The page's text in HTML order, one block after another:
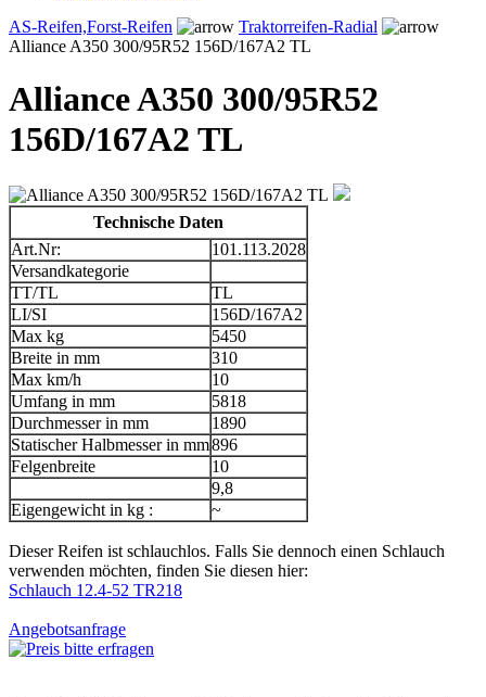
AS-Reifen,Forst-Reifen
Traktorreifen-Radial
Alliance A350 300/95R52 156D/167A2 TL
Alliance A350 300/95R52
156D/167A2 TL
Technische Daten
Art.Nr:
101.113.2028
Versandkategorie
TT/TL
TL
LI/SI
156D/167A2
Max kg
5450
Breite in mm
310
Max km/h
10
Umfang in mm
5818
Durchmesser in mm
1890
Statischer Halbmesser in mm896
Felgenbreite
10
9,8
Eigengewicht in kg :
~
Dieser Reifen ist schlauchlos. Falls Sie dennoch einen Schlauch
verwenden möchten, finden Sie diesen hier:
Schlauch 12.4-52 TR218
Angebotsanfrage